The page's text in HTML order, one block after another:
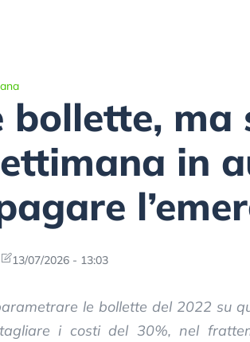
ma
in
13/07/2026 - 13:03
le bollette del 2022 su
i costi del 30%, nel